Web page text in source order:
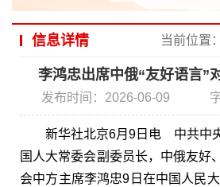
信息详情 当前位置：
李鸿忠出席中俄“友好语言”
发布时间：2026-06-09
新华社北京6月9日电 中共中
国人大常委会副委员长，中俄友好
会中方主席李鸿忠9日在中国人民